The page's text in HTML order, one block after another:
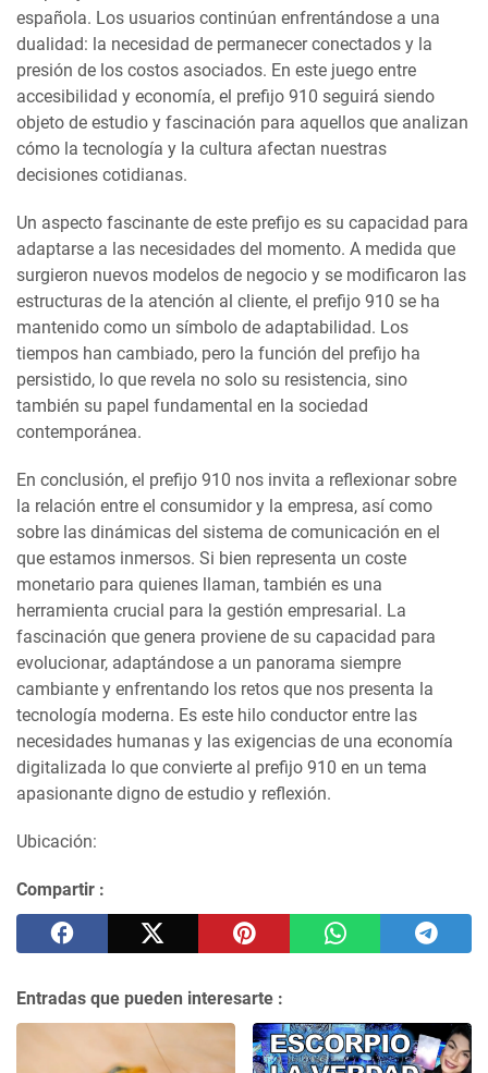
española. Los usuarios continúan enfrentándose a una
dualidad: la necesidad de permanecer conectados y la
presión de los costos asociados. En este juego entre
accesibilidad y economía, el prefijo 910 seguirá siendo
objeto de estudio y fascinación para aquellos que analizan
cómo la tecnología y la cultura afectan nuestras
decisiones cotidianas.
Un aspecto fascinante de este prefijo es su capacidad para
adaptarse a las necesidades del momento. A medida que
surgieron nuevos modelos de negocio y se modificaron las
estructuras de la atención al cliente, el prefijo 910 se ha
mantenido como un símbolo de adaptabilidad. Los
tiempos han cambiado, pero la función del prefijo ha
persistido, lo que revela no solo su resistencia, sino
también su papel fundamental en la sociedad
contemporánea.
En conclusión, el prefijo 910 nos invita a reflexionar sobre
la relación entre el consumidor y la empresa, así como
sobre las dinámicas del sistema de comunicación en el
que estamos inmersos. Si bien representa un coste
monetario para quienes llaman, también es una
herramienta crucial para la gestión empresarial. La
fascinación que genera proviene de su capacidad para
evolucionar, adaptándose a un panorama siempre
cambiante y enfrentando los retos que nos presenta la
tecnología moderna. Es este hilo conductor entre las
necesidades humanas y las exigencias de una economía
digitalizada lo que convierte al prefijo 910 en un tema
apasionante digno de estudio y reflexión.
Ubicación:
Compartir :
Entradas que pueden interesarte :